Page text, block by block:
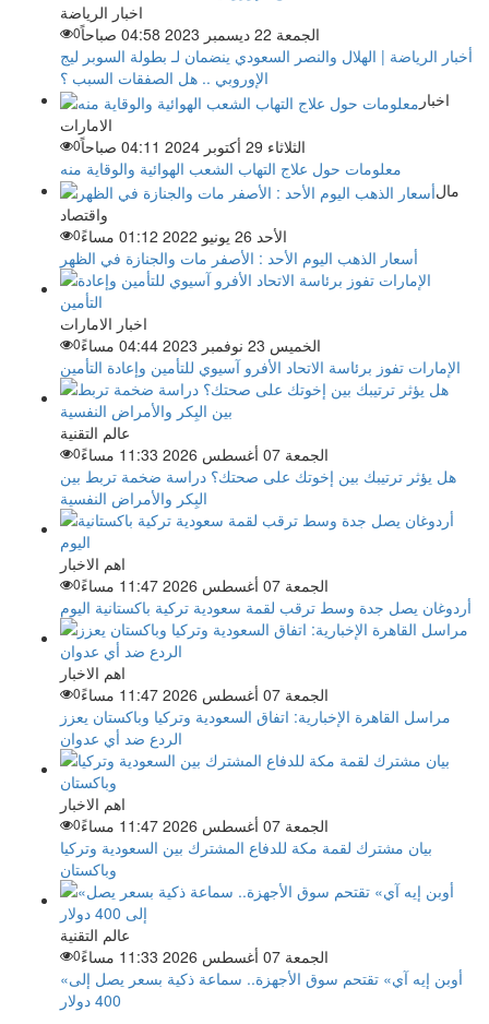
اخبار الرياضة
الجمعة 22 ديسمبر 2023 04:58 صباحاً
0
أخبار الرياضة | الهلال والنصر السعودي ينضمان لـ بطولة السوبر ليج
الإوروبي .. هل الصفقات السبب ؟
اخبار
الامارات
الثلاثاء 29 أكتوبر 2024 04:11 صباحاً
0
معلومات حول علاج التهاب الشعب الهوائية والوقاية منه
مال
واقتصاد
الأحد 26 يونيو 2022 01:12 مساءً
0
أسعار الذهب اليوم الأحد : الأصفر مات والجنازة في الظهر
اخبار الامارات
الخميس 23 نوفمبر 2023 04:44 مساءً
0
الإمارات تفوز برئاسة الاتحاد الأفرو آسيوي للتأمين وإعادة التأمين
عالم التقنية
الجمعة 07 أغسطس 2026 11:33 مساءً
0
هل يؤثر ترتيبك بين إخوتك على صحتك؟ دراسة ضخمة تربط بين
البِكر والأمراض النفسية
اهم الاخبار
الجمعة 07 أغسطس 2026 11:47 مساءً
0
أردوغان يصل جدة وسط ترقب لقمة سعودية تركية باكستانية اليوم
اهم الاخبار
الجمعة 07 أغسطس 2026 11:47 مساءً
0
مراسل القاهرة الإخبارية: اتفاق السعودية وتركيا وباكستان يعزز
الردع ضد أي عدوان
اهم الاخبار
الجمعة 07 أغسطس 2026 11:47 مساءً
0
بيان مشترك لقمة مكة للدفاع المشترك بين السعودية وتركيا
وباكستان
عالم التقنية
الجمعة 07 أغسطس 2026 11:33 مساءً
0
«أوبن إيه آي» تقتحم سوق الأجهزة.. سماعة ذكية بسعر يصل إلى
400 دولار